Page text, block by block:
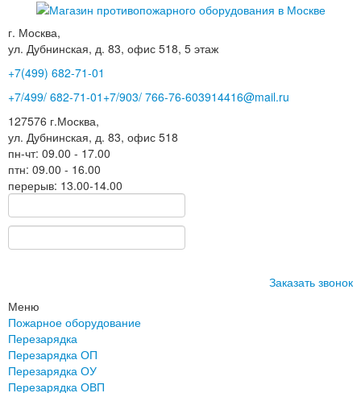
г. Москва,
ул. Дубнинская, д. 83, офис 518, 5 этаж
+7(499) 682-71-01
+7/499/ 682-71-01 +7/903/ 766-76-603914416@mail.ru
127576 г.Москва,
ул. Дубнинская, д. 83, офис 518
пн-чт: 09.00 - 17.00
птн: 09.00 - 16.00
перерыв: 13.00-14.00
Заказать звонок
Меню
Пожарное оборудование
Перезарядка
Перезарядка ОП
Перезарядка ОУ
Перезарядка ОВП